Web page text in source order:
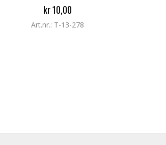
kr 10,00
Art.nr.: T-13-278